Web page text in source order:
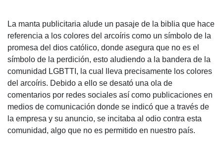
La manta publicitaria alude un pasaje de la biblia que hace
referencia a los colores del arcoíris como un símbolo de la
promesa del dios católico, donde asegura que no es el
símbolo de la perdición, esto aludiendo a la bandera de la
comunidad LGBTTI, la cual lleva precisamente los colores
del arcoíris. Debido a ello se desató una ola de
comentarios por redes sociales así como publicaciones en
medios de comunicación donde se indicó que a través de
la empresa y su anuncio, se incitaba al odio contra esta
comunidad, algo que no es permitido en nuestro país.